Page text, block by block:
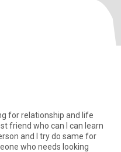
for relationship and life
friend who can I can learn
and I try do same for
who needs looking